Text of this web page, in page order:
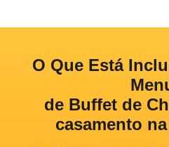
O Que Está
de Buffet de
casamento